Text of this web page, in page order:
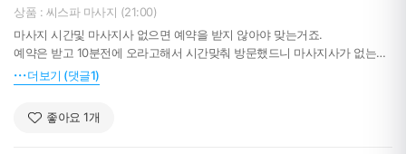
그리고 그전에 이용중인 고객에게도 해당 내용을 알려주셨는지요 아무것도
못한다고 생각하는거 아닌가요
상품 : 씨스파 마사지 (21:00)
마사지 시간및 마사지사 없으면 예약을 받지 않아야 맞는거죠.
예약은 받고 10분전에 오라고해서 시간맞춰 방문했드니 마사지사가 없는지
제가 해도 그보다는 잘할듯요 전문성없는 일반인 인지 때밀들 오일 떡칠을
해서 1시간동안 열시미 때밀어주시네요!!
들이 얼마나 기다렸는지 저희를 향한 원망의 함성이 엄청나서 민망해 죽는
더보기 (댓글1)
좋아요 1개